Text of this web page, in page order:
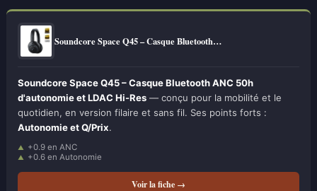
Soundcore Space Q45 – Casque Bluetooth…
Soundcore Space Q45 – Casque Bluetooth ANC 50h
d'autonomie et LDAC Hi-Res — conçu pour la mobilité et le
quotidien, en version filaire et sans fil. Ses points forts :
Autonomie et Q/Prix.
+0.9 en ANC
+0.6 en Autonomie
Voir la fiche →